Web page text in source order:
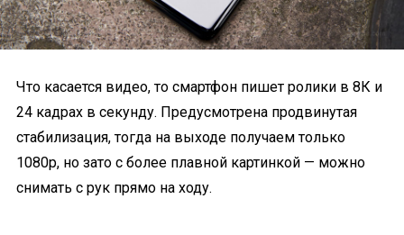
Что касается видео, то смартфон пишет ролики в 8К и
24 кадрах в секунду. Предусмотрена продвинутая
стабилизация, тогда на выходе получаем только
1080p, но зато с более плавной картинкой — можно
снимать с рук прямо на ходу.